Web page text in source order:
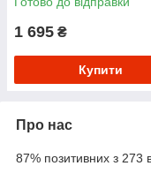
1 695 ₴
Купити
Про нас
87% позитивних з 273